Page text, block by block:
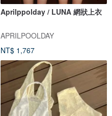
Aprilppolday / LUNA 網狀上衣
APRILPOOLDAY
NT$ 1,767